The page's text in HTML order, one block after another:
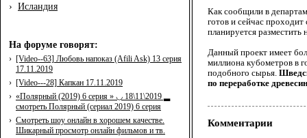
› Исландия
На форуме говорят:
› [Video--63] Любовь напоказ (Afili Ask) 13 серия
17.11.2019
› [Video---28] Капкан 17.11.2019
› «Полярный (2019) 6 серия » ◡ 18\11\2019 ▂
смотреть Полярный (сериал 2019) 6 серия
› Смотреть шоу онлайн в хорошем качестве.
Шикарный просмотр онлайн фильмов и тв.
Как сообщили в
готов и сейчас
планируется
Данный проект имеет
миллиона кубометров в
подобного сырья.
по переработке
Комментарии